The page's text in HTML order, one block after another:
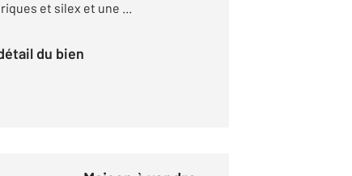
et silex et une ...
du bien